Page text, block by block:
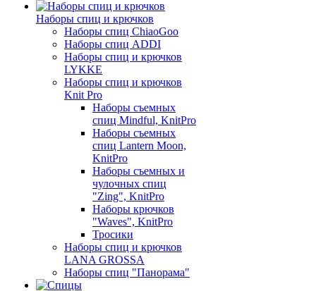
Наборы спиц и крючков
Наборы спиц ChiaoGoo
Наборы спиц ADDI
Наборы спиц и крючков
LYKKE
Наборы спиц и крючков
Knit Pro
Наборы съемных
спиц Mindful, KnitPro
Наборы съемных
спиц Lantern Moon,
KnitPro
Наборы съемных и
чулочных спиц
"Zing", KnitPro
Наборы крючков
"Waves", KnitPro
Тросики
Наборы спиц и крючков
LANA GROSSA
Наборы спиц "Панорама"